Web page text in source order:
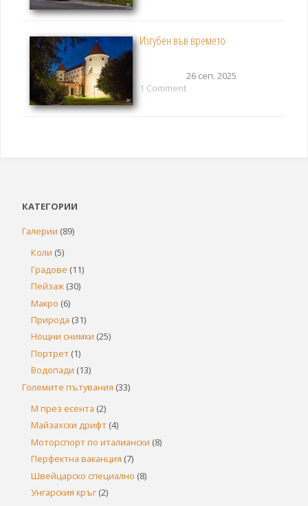
Изгубен във времето
26 сеп. 2025
1 Comment
КАТЕГОРИИ
Галерии (89)
Коли (5)
Градове (11)
Пейзаж (30)
Макро (6)
Природа (31)
Нощни снимки (25)
Портрет (1)
Водопади (13)
Големите пътувания (33)
М през есента (2)
Майзахски дрифт (4)
Моторспорт по италиански (8)
Перфектна ваканция (7)
Швейцарско специално (8)
Унгарския кръг (2)